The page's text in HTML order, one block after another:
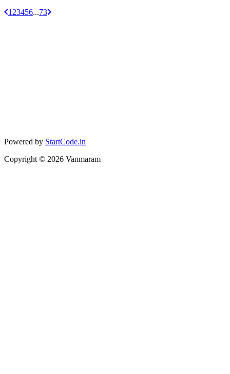
1 23456...73
Powered by StartCode.in
Copyright © 2026 Vanmaram